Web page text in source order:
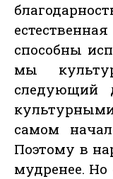
способны
мы
следующий
самом
Поэтому в
мудренее. Но